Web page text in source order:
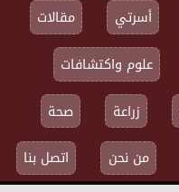
أسرتي
مقالات
علوم واكتشافات
زراعة
صحة
من نحن اتصل بنا